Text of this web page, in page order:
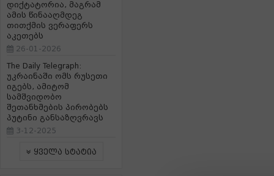
დიქტატორია, მაგრამ
ამის წინააღმდეგ
თითქმის ვერაფერს
აკეთებს
26-01-2026
The Daily Telegraph:
უკრაინაში ომს რუსეთი
იგებს, ამიტომ
სამშვიდობო
შეთანხმების პირობებს
პუტინი განსაზღვრავს
3-12-2025
ყველა სტატია